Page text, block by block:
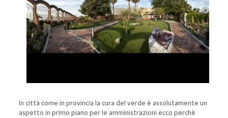
In città come in provincia la cura del verde è assolutamente un
aspetto in primo piano per le amministrazioni ecco perchè